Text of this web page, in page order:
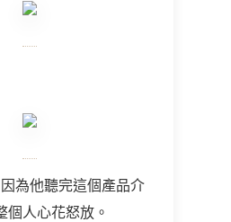
為他聽完這個產品介
個人心花怒放。